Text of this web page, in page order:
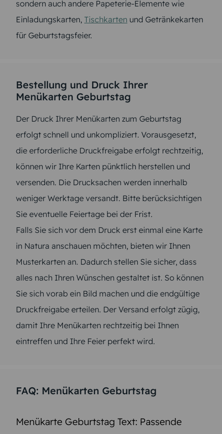
sondern auch andere Papeterie-Elemente wie
Einladungskarten, Tischkarten und Getränkekarten
für Geburtstagsfeier.
Bestellung und Druck Ihrer
Menükarten Geburtstag
Der Druck Ihrer Menükarten zum Geburtstag
erfolgt schnell und unkompliziert. Vorausgesetzt,
die erforderliche Druckfreigabe erfolgt rechtzeitig,
können wir Ihre Karten pünktlich herstellen und
versenden. Die Drucksachen werden innerhalb
weniger Werktage versandt. Bitte berücksichtigen
Sie eventuelle Feiertage bei der Frist.
Falls Sie sich vor dem Druck erst einmal eine Karte
in Natura anschauen möchten, bieten wir Ihnen
Musterkarten an. Dadurch stellen Sie sicher, dass
alles nach Ihren Wünschen gestaltet ist. So können
Sie sich vorab ein Bild machen und die endgültige
Druckfreigabe erteilen. Der Versand erfolgt zügig,
damit Ihre Menükarten rechtzeitig bei Ihnen
eintreffen und Ihre Feier perfekt wird.
FAQ: Menükarten Geburtstag
Menükarte Geburtstag Text: Passende